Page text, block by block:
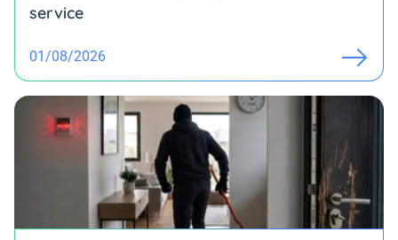
service
01/08/2026